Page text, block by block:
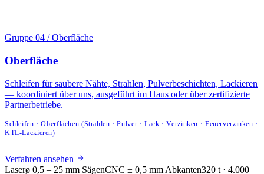
Gruppe 04 / Oberfläche
Oberfläche
Schleifen für saubere Nähte, Strahlen, Pulverbeschichten, Lackieren
— koordiniert über uns, ausgeführt im Haus oder über zertifizierte
Partnerbetriebe.
Schleifen · Oberflächen (Strahlen · Pulver · Lack · Verzinken · Feuerverzinken ·
KTL-Lackieren)
Verfahren ansehen
Laserø 0,5 – 25 mm SägenCNC ± 0,5 mm Abkanten320 t · 4.000